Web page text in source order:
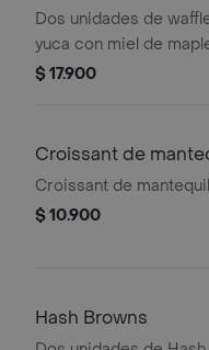
Dos unidades de
yuca con miel de
$ 17.900
Croissant de
Croissant de
$ 10.900
Hash Browns